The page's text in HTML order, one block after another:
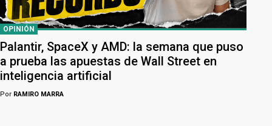
OPINIÓN
Palantir, SpaceX y AMD: la semana que puso
a prueba las apuestas de Wall Street en
inteligencia artificial
Por RAMIRO MARRA